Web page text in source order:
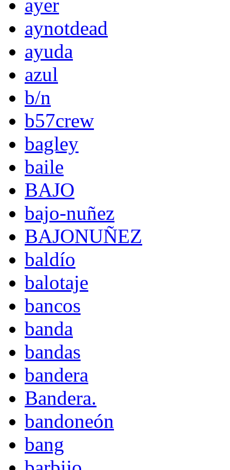
ayer
aynotdead
ayuda
azul
b/n
b57crew
bagley
baile
BAJO
bajo-nuñez
BAJONUÑEZ
baldío
balotaje
bancos
banda
bandas
bandera
Bandera.
bandoneón
bang